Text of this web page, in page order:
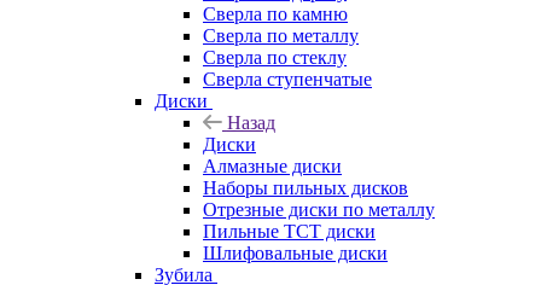
Сверла по камню
Сверла по металлу
Сверла по стеклу
Сверла ступенчатые
Диски
Назад
Диски
Алмазные диски
Наборы пильных дисков
Отрезные диски по металлу
Пильные TCT диски
Шлифовальные диски
Зубила